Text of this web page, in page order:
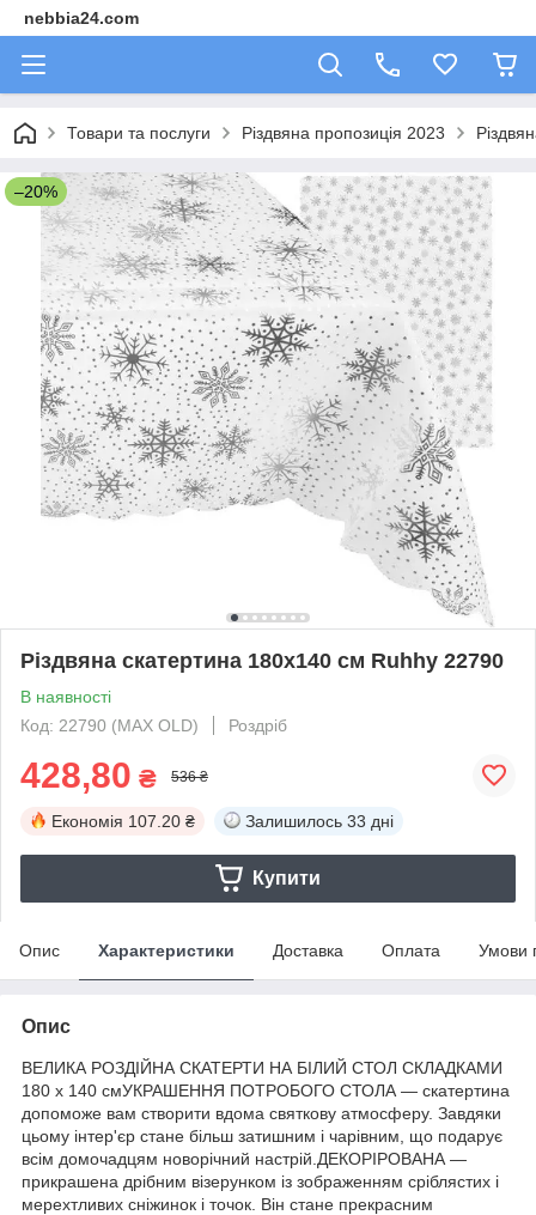
nebbia24.com
Товари та послуги Різдвяна пропозиція 2023
–20%
Різдвяна скатертина 180х140 см Ruhhy 22790
В наявності
Код: 22790 (MAX OLD)
Роздріб
428,80 ₴ 536 ₴
Економія 107.20 ₴ Залишилось 33 дні
Купити
Опис Характеристики Доставка Оплата Умови
Опис
ВЕЛИКА РОЗДІЙНА СКАТЕРТИ НА БІЛИЙ СТОЛ СКЛАДКАМИ
180 х 140 смУКРАШЕННЯ ПОТРОБОГО СТОЛА — скатертина
допоможе вам створити вдома святкову атмосферу. Завдяки
цьому інтер'єр стане більш затишним і чарівним, що подарує
всім домочадцям новорічний настрій.ДЕКОРІРОВАНА —
прикрашена дрібним візерунком із зображенням сріблястих і
мерехтливих сніжинок і точок. Він стане прекрасним